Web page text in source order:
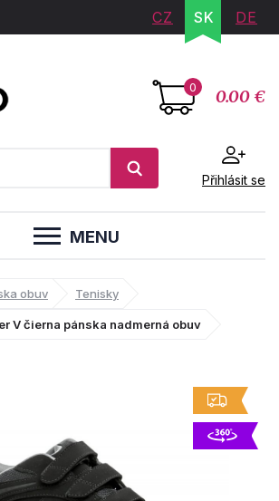
CZ SK DE
0 0.00 €
Přihlásit se
MENU
obuv Tenisky
V čierna pánska nadmerná obuv